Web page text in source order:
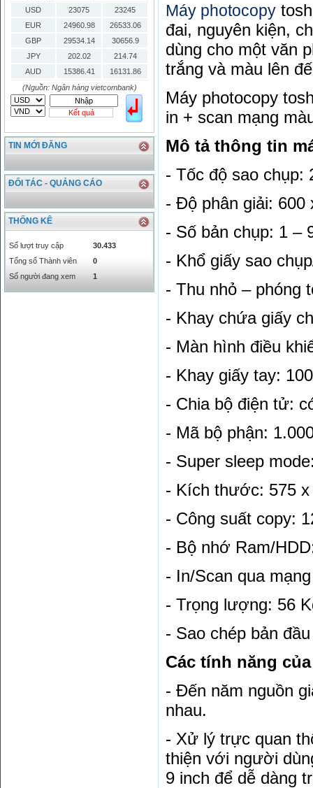
USD
23075
23245
EUR
24960.98
26533.06
GBP
29534.14
30656.9
JPY
202.02
214.74
AUD
15386.41
16131.86
HKD
2906.04
3028.6
SGD
16755.29
17427.08
THB
666.2
786.99
CAD
17223.74
18058.21
CHF
23161.62
24283.77
INR
0
KRW
18.01
21.12
KWD
0
79758.97
MYR
5808.39
RMB
3272
RUB
(Nguồn: Ngân hàng vietcombank)
Kết quả
TIN MỚI ĐĂNG
ĐỐI TÁC - QUẢNG CÁO
THỐNG KÊ
Số lượt truy cập
30.433
Tổng số Thành viên
0
Số người đang xem
1
Máy photocopy
đai, nguyên kiện,
dùng cho một văn
trắng và màu lên
Máy photocopy
in + scan mạng
Mô tả thông tin
- Tốc độ sao
- Độ phân giải: 600
- Số bản chụp: 1 –
- Khổ giấy sao
- Thu nhỏ – phóng
- Khay chứa giấy
- Màn hình điều
- Khay giấy tay:
- Chia bộ điện tử:
- Mã bộ phận:
- Super sleep
- Kích thước: 575
- Công suất copy:
- Bộ nhớ Ram/
- In/Scan qua
- Trọng lượng: 56
- Sao chép bản
Các tính năng
- Đến năm nguồn
nhau.
- Xử lý trực quan
thiện với người
9 inch để dễ dàng